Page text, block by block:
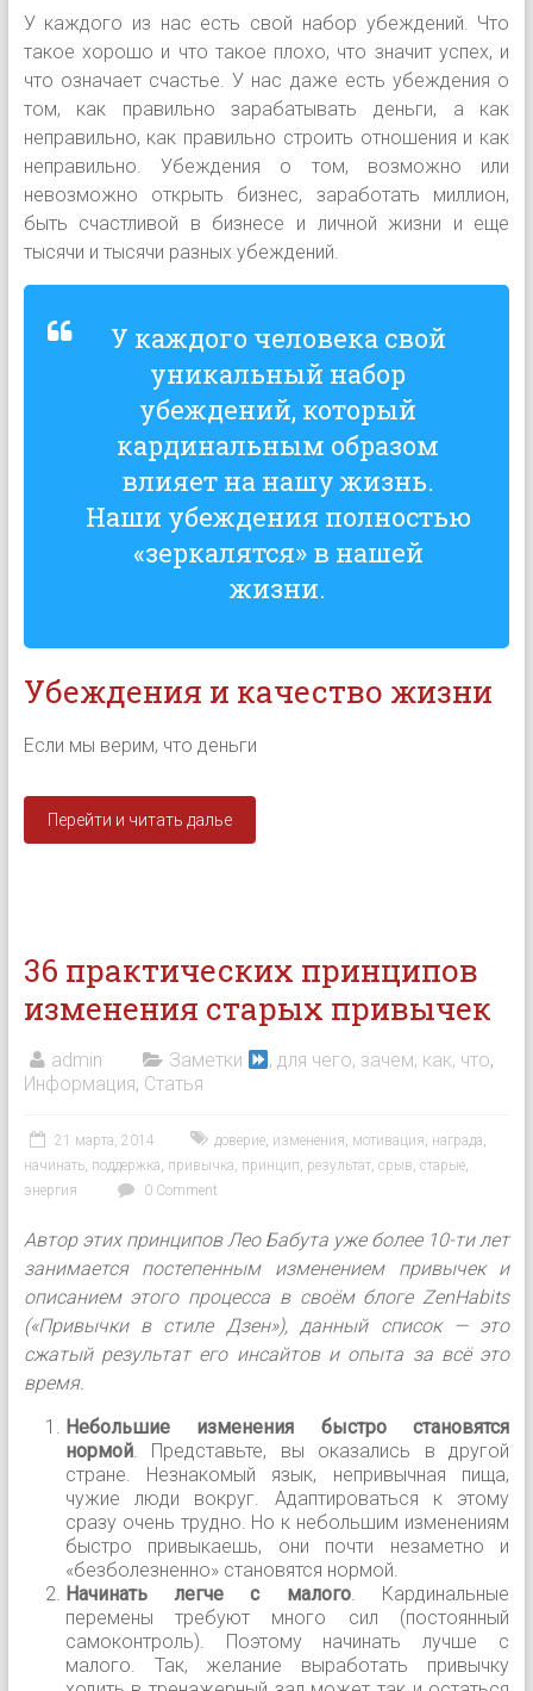
У каждого из нас есть свой набор убеждений. Что
такое хорошо и что такое плохо, что значит успех, и
что означает счастье. У нас даже есть убеждения о
том, как правильно зарабатывать деньги, а как
неправильно, как правильно строить отношения и как
неправильно. Убеждения о том, возможно или
невозможно открыть бизнес, заработать миллион,
быть счастливой в бизнесе и личной жизни и еще
тысячи и тысячи разных убеждений.
У каждого человека свой
уникальный набор
убеждений, который
кардинальным образом
влияет на нашу жизнь.
Наши убеждения полностью
«зеркалятся» в нашей
жизни.
Убеждения и качество жизни
Если мы верим, что деньги
Перейти и читать далье
36 практических принципов
изменения старых привычек
admin Заметки , для чего, зачем, как, что,
Информация, Статья
21 марта, 2014 доверие, изменения, мотивация, награда,
начинать, поддержка, привычка, принцип, результат, срыв, старые,
энергия
0 Comment
Автор этих принципов Лео Бабута уже более 10-ти лет
занимается постепенным изменением привычек и
описанием этого процесса в своём блоге ZenHabits
(«Привычки в стиле Дзен»), данный список — это
сжатый результат его инсайтов и опыта за всё это
время.
Небольшие изменения быстро становятся
нормой. Представьте, вы оказались в другой
стране. Незнакомый язык, непривычная пища,
чужие люди вокруг. Адаптироваться к этому
сразу очень трудно. Но к небольшим изменениям
быстро привыкаешь, они почти незаметно и
«безболезненно» становятся нормой.
Начинать легче с малого. Кардинальные
перемены требуют много сил (постоянный
самоконтроль). Поэтому начинать лучше с
малого. Так, желание выработать привычку